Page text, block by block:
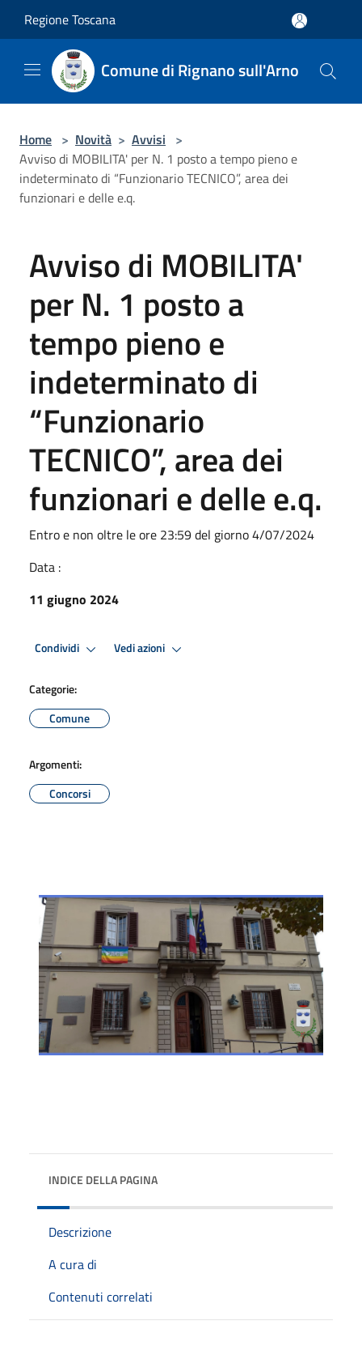
Regione Toscana
Comune di Rignano sull'Arno
Home > Novità > Avvisi >
Avviso di MOBILITA' per N. 1 posto a tempo pieno e
indeterminato di “Funzionario TECNICO”, area dei
funzionari e delle e.q.
Avviso di MOBILITA'
per N. 1 posto a
tempo pieno e
indeterminato di
“Funzionario
TECNICO”, area dei
funzionari e delle e.q.
Entro e non oltre le ore 23:59 del giorno 4/07/2024
Data :
11 giugno 2024
Condividi Vedi azioni
Categorie:
Comune
Argomenti:
Concorsi
INDICE DELLA PAGINA
Descrizione
A cura di
Contenuti correlati